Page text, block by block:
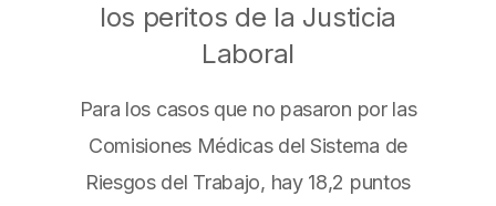
los peritos de la Justicia
Laboral
Para los casos que no pasaron por las
Comisiones Médicas del Sistema de
Riesgos del Trabajo, hay 18,2 puntos